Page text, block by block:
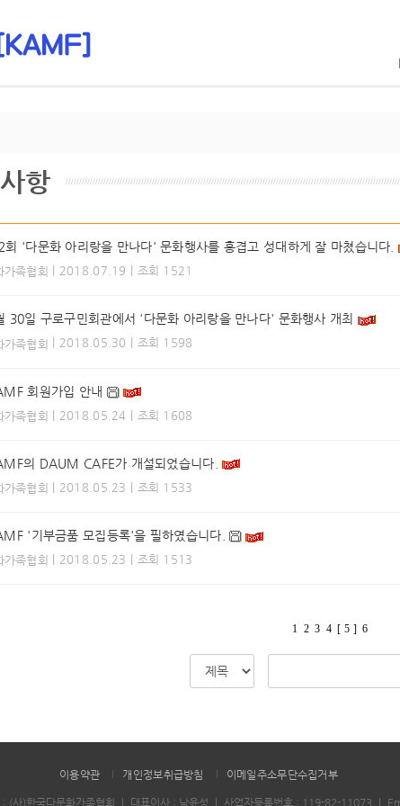
항
회 '다문화 아리랑을 만나다' 문화행사를 흥겹고 성대하게 잘 마쳤습니다.
가족협회 | 2018.07.19 | 조회 1521
30일 구로구민회관에서 '다문화 아리랑을 만나다' 문화행사 개최
가족협회 | 2018.05.30 | 조회 1598
회원가입 안내
족협회 | 2018.05.24 | 조회 1608
의 DAUM CAFE가 개설되었습니다.
가족협회 | 2018.05.23 | 조회 1533
'기부금품 모집등록'을 필하였습니다.
가족협회 | 2018.05.23 | 조회 1513
1 2 3 4 [ 5 ] 6
이용약관 개인정보취급방침 이메일주소무단수집거부
: (사)한국다문화가족협회 대표이사 : 남윤성 사업자등록번호 : 119-82-11073